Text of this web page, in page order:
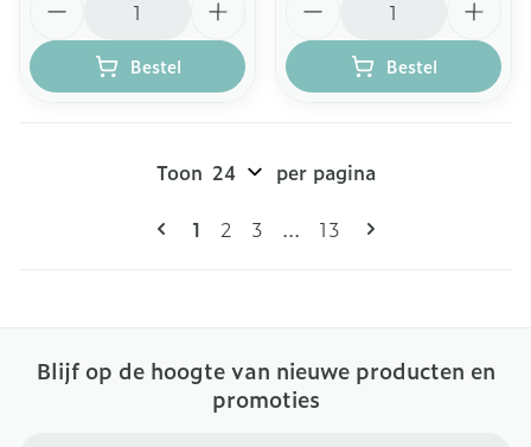
Bestel Bestel
Pagina's
U lees momenteel pagina
1 Pagina
2 Pagina
3 ... Pagina
13
Toon per pagina
Blijf op de hoogte van nieuwe producten en
promoties